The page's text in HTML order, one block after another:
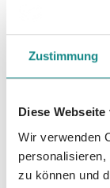
Zustimmung
Diese
Wir verwenden
zu können und